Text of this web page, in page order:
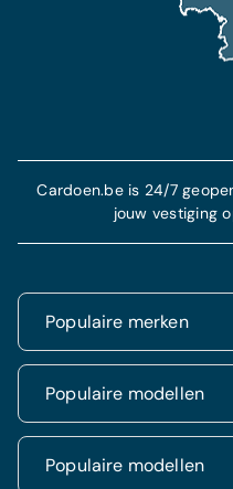
Populaire merken
Renault
Dacia
Volkswagen
Populaire modellen
Renault Clio
Populaire modellen
Cardoen.be is 24/7
jouw vestiging